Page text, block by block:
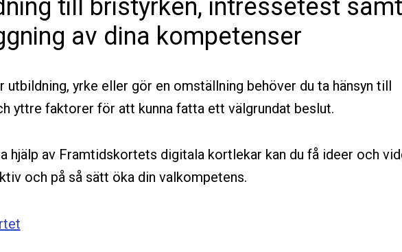
till bristyrken, intressetest
av dina kompetenser
utbildning, yrke eller gör en omställning behöver du ta hänsyn till
yttre faktorer för att kunna fatta ett välgrundat beslut.
hjälp av Framtidskortets digitala kortlekar kan du få ideer och
och på så sätt öka din valkompetens.